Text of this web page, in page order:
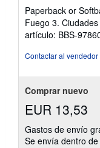
Paperback or
Fuego 3.
artículo: BBS-
Contactar al vendedor
Comprar nuevo
EUR 13,53
Gastos de envío
Se envía dentro